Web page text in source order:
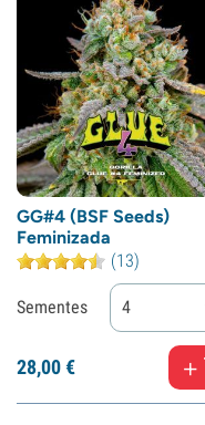
GG#4 (BSF Seeds)
Feminizada
(13)
Sementes 4
28,00€